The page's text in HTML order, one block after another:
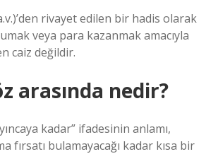
rivayet edilen bir hadis olarak
veya para kazanmak amacıyla
caiz değildir.
arasında nedir?
kadar” ifadesinin anlamı,
fırsatı bulamayacağı kadar kısa bir